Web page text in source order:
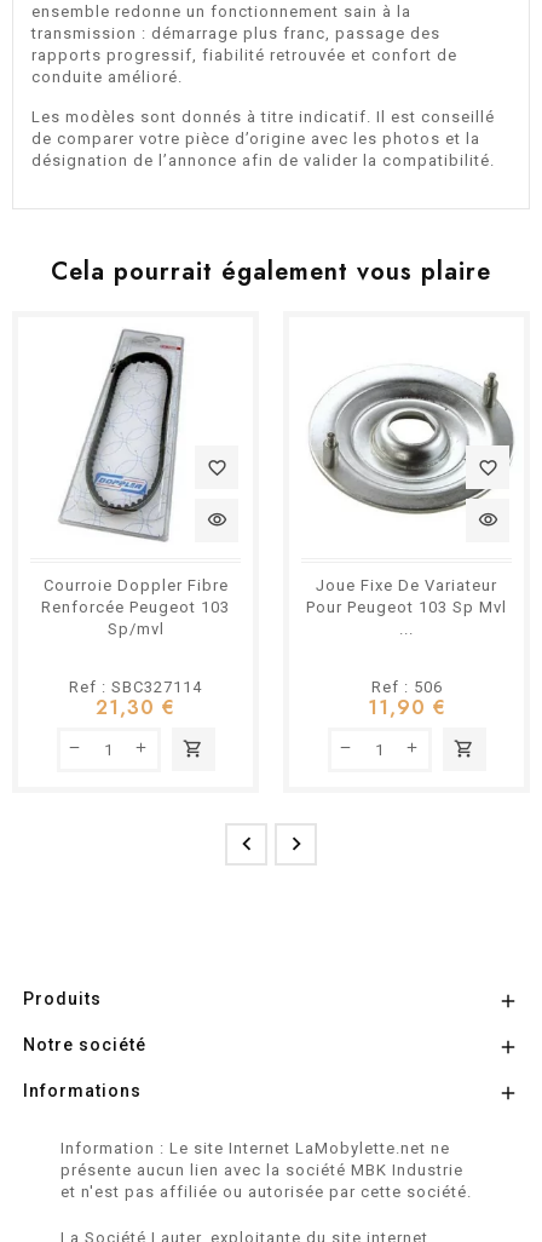
ensemble redonne un fonctionnement sain à la
transmission : démarrage plus franc, passage des
rapports progressif, fiabilité retrouvée et confort de
conduite amélioré.
Les modèles sont donnés à titre indicatif. Il est conseillé
de comparer votre pièce d’origine avec les photos et la
désignation de l’annonce afin de valider la compatibilité.
Cela pourrait également vous plaire
favorite_border
visibility
Courroie Doppler Fibre
Renforcée Peugeot 103
Sp/mvl
Ref : SBC327114
21,30 €
shopping_cart
favorite_border
visibility
Joue Fixe De Variateur
Pour Peugeot 103 Sp Mvl
Ref : 506
11,90 €
shopping_cart
 
Produits 
Notre société 
Informations 
Information : Le site Internet LaMobylette.net ne
présente aucun lien avec la société MBK Industrie
et n'est pas affiliée ou autorisée par cette société.
La Société Lauter, exploitante du site internet